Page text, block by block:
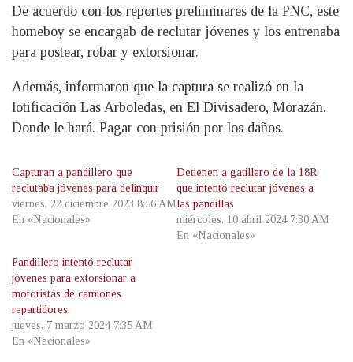
De acuerdo con los reportes preliminares de la PNC, este
homeboy se encargab de reclutar jóvenes y los entrenaba
para postear, robar y extorsionar.
Además, informaron que la captura se realizó en la
lotificación Las Arboledas, en El Divisadero, Morazán.
Donde le hará. Pagar con prisión por los daños.
Capturan a pandillero que
reclutaba jóvenes para delinquir
viernes, 22 diciembre 2023 8:56 AM
En «Nacionales»
Detienen a gatillero de la 18R
que intentó reclutar jóvenes a
las pandillas
miércoles, 10 abril 2024 7:30 AM
En «Nacionales»
Pandillero intentó reclutar
jóvenes para extorsionar a
motoristas de camiones
repartidores
jueves, 7 marzo 2024 7:35 AM
En «Nacionales»